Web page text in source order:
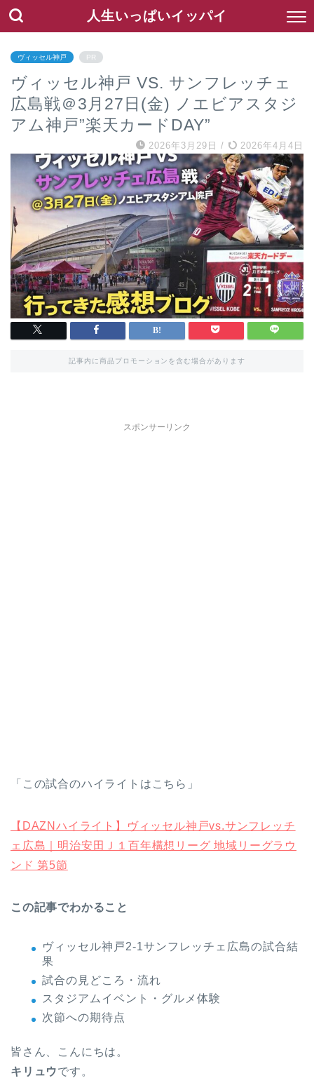
人生いっぱいイッパイ
ヴィッセル神戸 PR
ヴィッセル神戸 VS. サンフレッチェ
広島戦＠3月27日(金) ノエビアスタジ
アム神戸”楽天カードDAY”
2026年3月29日 / 2026年4月4日
記事内に商品プロモーションを含む場合があります
スポンサーリンク
「この試合のハイライトはこちら」
【DAZNハイライト】ヴィッセル神戸vs.サンフレッチ
ェ広島｜明治安田Ｊ１百年構想リーグ 地域リーグラウ
ンド 第5節
この記事でわかること
ヴィッセル神戸2-1サンフレッチェ広島の試合結
果
試合の見どころ・流れ
スタジアムイベント・グルメ体験
次節への期待点
皆さん、こんにちは。
キリュウです。